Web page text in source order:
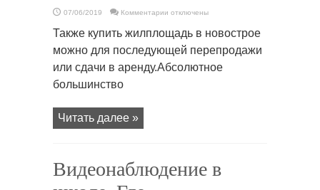
07/06/2019 Комментарии
в
бизнес
класса
с
отключены
Также купить жилплощадь в новострое
можно для последующей перепродажи
или сдачи в аренду.Абсолютное
большинство
Читать далее »
Видеонаблюдение в